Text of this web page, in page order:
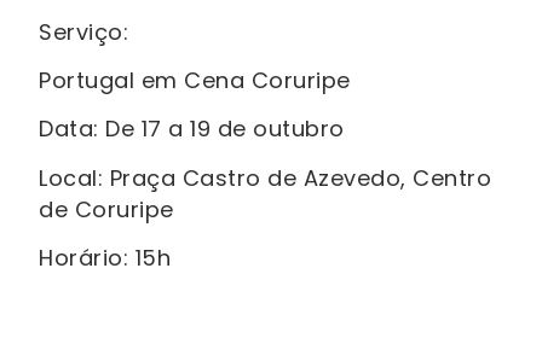
Serviço:
Portugal em Cena Coruripe
Data: De 17 a 19 de outubro
Local: Praça Castro de Azevedo, Centro
de Coruripe
Horário: 15h